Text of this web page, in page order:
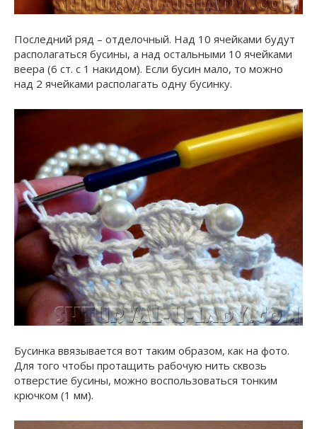
Последний ряд – отделочный. Над 10 ячейками будут
располагаться бусины, а над остальными 10 ячейками
веера (6 ст. с 1 накидом). Если бусин мало, то можно
над 2 ячейками располагать одну бусинку.
Бусинка ввязывается вот таким образом, как на фото.
Для того чтобы протащить рабочую нить сквозь
отверстие бусины, можно воспользоваться тонким
крючком (1 мм).